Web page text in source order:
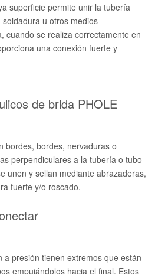
superficie permite unir la tubería
u otros medios
cuando se realiza correctamente en
una conexión fuerte y
de brida PHOLE
bordes, bordes, nervaduras o
perpendiculares a la tubería o tubo
unen y sellan mediante abrazaderas,
fuerte y/o roscado.
a presión tienen extremos que están
empujándolos hacia el final. Estos